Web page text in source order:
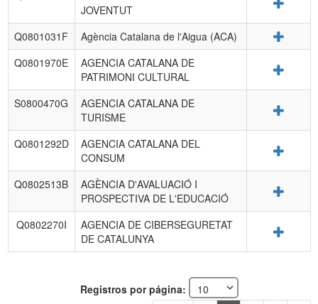
JOVENTUT
Q0801031F Agència Catalana de l'Aigua (ACA)
Q0801970E
AGENCIA CATALANA DE
PATRIMONI CULTURAL
S0800470G
AGENCIA CATALANA DE
TURISME
Q0801292D
AGENCIA CATALANA DEL
CONSUM
Q0802513B
AGÈNCIA D'AVALUACIÓ I
PROSPECTIVA DE L'EDUCACIÓ
Q0802270I
AGENCIA DE CIBERSEGURETAT
DE CATALUNYA
Registros por página: